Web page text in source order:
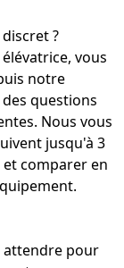
?
vous
notre
questions
Nous vous
jusqu'à 3
comparer en
attendre pour